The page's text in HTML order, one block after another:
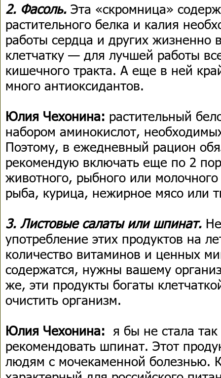
2. Фасоль. Эта «скромница»
растительного белка и калия
работы сердца и других жизненно
клетчатку — для лучшей работы
кишечного тракта. А еще в ней
много антиоксидантов.
Юлия Чехонина: растительный
набором аминокислот,
Поэтому, в ежедневный рацион
рекомендую включать еще по 2
животного, рыбного или
рыба, курица, нежирное мясо или
3. Листовые салаты или шпинат.
употребление этих продуктов на
количество витаминов и ценных
содержатся, нужны вашему
же, эти продукты богаты
очистить организм.
Юлия Чехонина: я бы не стала
рекомендовать шпинат. Этот
людям с мочекаменной болезнью.